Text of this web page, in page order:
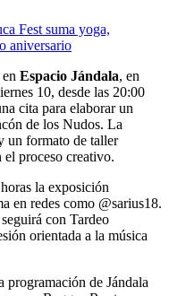
Fest suma yoga,
aniversario
Espacio Jándala, en
10, desde las 20:00
cita para elaborar un
de los Nudos. La
un formato de taller
proceso creativo.
la exposición
en redes como @sarius18.
con Tardeo
orientada a la música
programación de Jándala